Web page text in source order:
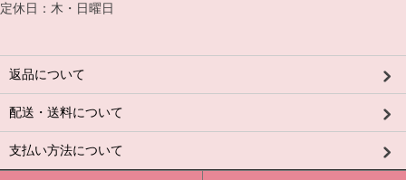
定休日：木・日曜日
返品について
配送・送料について
支払い方法について